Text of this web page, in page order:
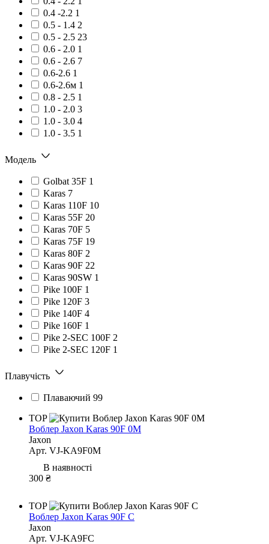
0.4 -2.2 1
0.5 - 1.4 2
0.5 - 2.5 23
0.6 - 2.0 1
0.6 - 2.6 7
0.6-2.6 1
0.6-2.6м 1
0.8 - 2.5 1
1.0 - 2.0 3
1.0 - 3.0 4
1.0 - 3.5 1
Модель
Golbat 35F 1
Karas 7
Karas 110F 10
Karas 55F 20
Karas 70F 5
Karas 75F 19
Karas 80F 2
Karas 90F 22
Karas 90SW 1
Pike 100F 1
Pike 120F 3
Pike 140F 4
Pike 160F 1
Pike 2-SEC 100F 2
Pike 2-SEC 120F 1
Плавучість
Плаваючий 99
TOP
Воблер Jaxon Karas 90F 0M
Jaxon
Арт. VJ-KA9F0M
В наявності
300 ₴
TOP
Воблер Jaxon Karas 90F C
Jaxon
Арт. VJ-KA9FC